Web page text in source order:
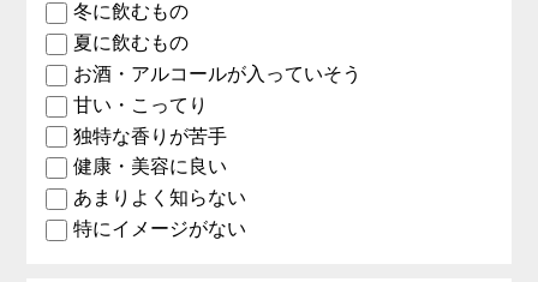
冬に飲むもの
夏に飲むもの
お酒・アルコールが入っていそう
甘い・こってり
独特な香りが苦手
健康・美容に良い
あまりよく知らない
特にイメージがない